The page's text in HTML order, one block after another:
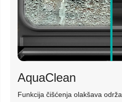
AquaClean
Funkcija čišćenja olakšava